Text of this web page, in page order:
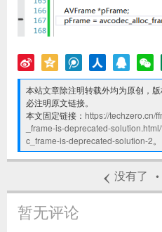
本站文章除注明转载外均为原创，
必注明原文链接。
本文固定链接：https://techzero.cn/
_frame-is-deprecated-
c_frame-is-deprecated-solution-2。
‹ 没有了 •
暂无评论